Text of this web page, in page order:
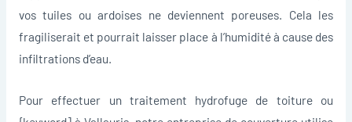
vos tuiles ou ardoises ne deviennent poreuses. Cela les
fragiliserait et pourrait laisser place à l’humidité à cause des
infiltrations d’eau.
Pour effectuer un traitement hydrofuge de toiture ou